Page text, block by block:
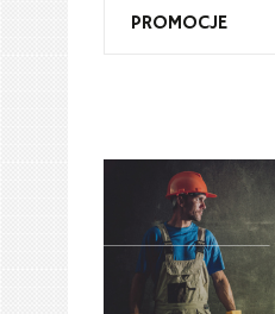
PROMOCJE